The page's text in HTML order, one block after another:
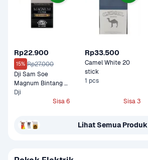
Rp22.900
15% Rp27.000
Dji Sam Soe
Magnum Bintang
12 stick
Dji
Sisa 6
Rp33.500
Camel White 20
stick
1 pcs
Sisa 3
Lihat Semua Produk